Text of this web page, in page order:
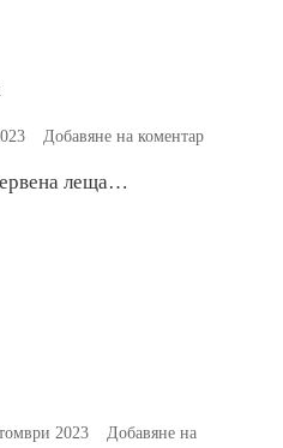
Добавяне на коментаркъм
леща…
2023
Добавяне на